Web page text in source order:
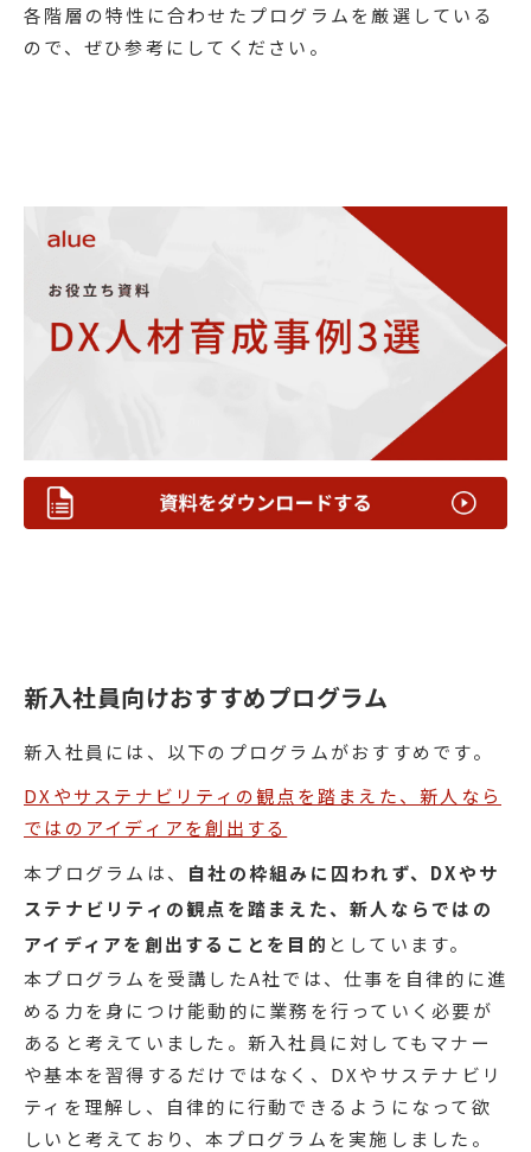
各階層の特性に合わせたプログラムを厳選している
ので、ぜひ参考にしてください。
新入社員向けおすすめプログラム
新入社員には、以下のプログラムがおすすめです。
DXやサステナビリティの観点を踏まえた、新人なら
ではのアイディアを創出する
本プログラムは、 自社の枠組みに囚われず、DXやサ
ステナビリティの観点を踏まえた、新人ならではの
アイディアを創出することを目的 としています。
本プログラムを受講したA社では、仕事を自律的に進
める力を身につけ能動的に業務を行っていく必要が
あると考えていました。新入社員に対してもマナー
や基本を習得するだけではなく、DXやサステナビリ
ティを理解し、自律的に行動できるようになって欲
しいと考えており、本プログラムを実施しました。